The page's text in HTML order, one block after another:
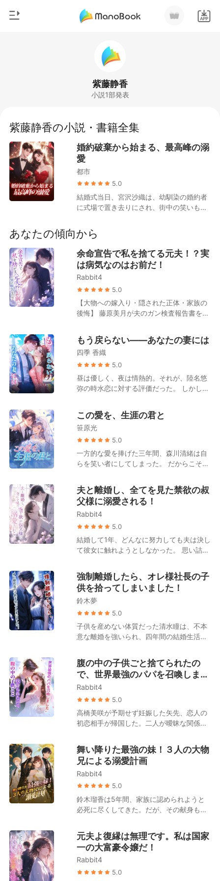
検索
恋愛
御曹司
マフィア
月ランキング
紫藤静香
小説1部発表
紫藤静香の小説・書籍全集
婚約破棄から始まる、最高峰の溺
愛
都市
5.0
結婚式当日、宮沢沙織は、幼馴染の婚約者
に式場で置き去りにされ、街中の笑いもの
で気丈に振る舞い、周囲への体面を保ちま
したが、そんな彼女の元に届いたのは、あ
ろうことか婚約者と異母姉が情を通じ合う
衝撃的な動画だったのです。 信じていたも
のすべてが崩れ去った宮沢沙織は、自暴自
棄になり、街で出会った見知らぬ美男子を
誘って一夜限りの快楽に身を投じました。
それは泡沫の恋、二度と交わることのない
関係……そう思っていたはずでした。 とこ
ジネスのプロジェクトを裏で支え、裏切り
者の男女を徹底的に叩きのめし……。 そん
な折、今さら後悔した元婚約者が宮沢沙織
「やり直したい」と縋ってきます。 その
時、バスタオルを羽織った都の御曹司が宮
ました。 「いい子だ、君はどちらを選
ぶ？……よく考えてから答えなさい」
あなたの傾向から
余命宣告で私を捨てる元夫！？実
は病気なのはお前だ！
Rabbit4
5.0
【大物への嫁入り・隠された正体・家族の
後悔】 藤原美月が夫のガン検査報告書を受
は藤原美月の方だと誤解していた。 姑は露
骨に嫌悪感を示し、「もうすぐ死ぬ人間
が、お金を無駄遣いするんじゃないよ」と
言い放つ。 夫は一枚の離婚協議書を取り出
し、「美咲が俺の子を身ごもった。離婚し
る財界の大物と電撃的に契約結婚を果た
す。 やがて藤原美月の隠された正体が次々
と明らかになると、大物もまた、彼女こそ
たことに気づく。 大物は毎夜のごとく彼女
を溺愛するようになった。 「妻よ、もう一
は狂わんばかりの後悔に苛まれることとな
る。 藤原美月は口元に薄く笑みを浮かべ、
ろって？――でも、ガンを患っているのは
あなたよ」
もう戻らない――あなたの妻には
四季 香織
5.0
昼は優しく、夜は情熱的。それが、陸名悠
弥の時水恋に対する評価だった。 しかし、
は時水恋にためらいもなく離婚を切り出
す。 「彼女を安心させるためだ。半年後に
また復縁すればいい」 彼は時水恋がずっと
その場で待っていると信じていたが、彼女
はもう目が覚めていた。 涙は枯れ果て、時
水恋の心も死んだ。 こうして偽りの離婚
振り返らなかった。 だが、陸名悠弥は――
狂ってしまった。 ――後に、噂が流れた。
かつて傲岸不遜を極めたあの陸名家の御曹
司が、血走った目でマイバッハを飛ばし、
だ、憐れみの一瞥を乞うためだけに……。
この愛を、生涯の君と
笹原光
5.0
一方的な愛を捧げた三年間、森川清緒は自
らを笑い者にしてしまった。 だからこそ、
一を迫られた際、森川清緒は迷うことなく
離婚を選んだのだ。彼女は決意した。かつ
ての理性的で、美貌と才気を兼ね備えた
「森川医薬」の継承者に戻ることを。 その
後。 元夫である黒田玄也は、一族郎党を引
き連れて復縁を懇願しに跪くこととなる。
しかし、森川清緒の背後は規格外だった。
実父は財界の覇者、実母は森川家二十三代
が利き妹を溺愛する腹黒社長、そして弟は
芸能界のドン。 そうそう……もう一人。
「芸能界で真面目にやらなければ実家の千
ライドが高く毒舌だが、誰よりも彼女には
甘い「宿敵」の存在も忘れてはならない。
夫と離婚し、全てを見た禁欲の叔
父様に溺愛される！
Rabbit4
5.0
結婚して1年、どんなに努力しても夫は決し
て彼女に触れようとしなかった。 思い詰め
い、ひどく羞恥心を伴う検査まで受けるこ
とに。 しかし、夫の忘れられない想い人が
帰国したことで、吉瀬栞はすべてを悟る。
夫はずっとその女性のために貞操を守って
いたのだ。 離婚を切り出すと、夫は頑なに
同意しないばかりか、権力を持つ自身の叔
父に栞を引き合わせた。 その笑みを浮かべ
た瞳を見た瞬間、栞は呆然とする。 なんと
のすべてを見た「男性医師」だったのだ。
「離婚して彼に復讐したいか？」 夜、冷徹
で禁欲的なその男は、彼女を壁に押し当て
うことなく、背伸びをして彼に口付けた。
後になって身勝手な夫は跪き、「離婚して
初めて気づいた、愛しているのは君だった
言い放つ。「ごめんなさい、冷淡な男に興
味はないの！」
強制離婚したら、オレ様社長の子
供を拾ってしまいました！
鈴木夢
5.0
子供を産めない体質だった清水瞳は、不本
意な離婚を強いられ、四年間の結婚生活に
に地方の小さな町へ移り住んだが、そこで
偶然にも一人の男の赤ん坊を拾うことにな
る。 孤独を埋めたいという私心から、清水
瞳はその子供を手元に残し、育てることを
決意した。 それから四年後。清水瞳が暮ら
すアパートの階下に、ピカピカに磨き上げ
られた高級車の車列が止まった。 天草蓮は
一枚のカードを取り出す。「ここには
子を育ててくれた報酬だと思ってくれ」 清
水瞳はとっさに子供を背に庇った。「この
子は私の子供よ、絶対に離れ離れになんて
れなら、大きいほうもまとめて連れて行
け！」
腹の中の子供ごと捨てられたの
で、世界最強のパパを召喚しまし
た。
Rabbit4
5.0
高橋美咲が予期せず妊娠した矢先、恋人の
初恋相手が帰国した。二人が曖昧な関係を
る。 世間は口を揃えて言う。高橋家の「偽
の令嬢」である高橋優月は才能にあふれた
天上の明月であり、「真の令嬢」である高
橋美咲は取り柄のない泥に過ぎないと。 し
かし、高橋グループの背後で采配を振るっ
ている人物が美咲であることは、誰一人と
して知らなかった。 高橋家の面々が、人々
に羨望される著名なファッションデザイナ
なれたのは、すべて美咲のおかげなのだ。
それにもかかわらず、妊娠と裏切りの絶望
に沈む美咲に対し、家族は自らの利益のた
舞い降りた最強の妹！３人の大物
兄による溺愛計画
Rabbit4
5.0
鈴木瑠香は5年間、家族に認められようと
必死に尽くしてきた。だが、その献身も、
に無力だった。 彼女が実は「偽の令嬢」で
あることが暴露されると、全てが崩れ去っ
た。婚約者には捨てられ、友人は去り、兄
たちからは家を追い出される。「田舎の百
姓の両親の元へ帰れ」という罵声を浴びせ
元夫よ復縁は無理です。私は国家
一の大富豪令嬢だ！
Rabbit4
5.0